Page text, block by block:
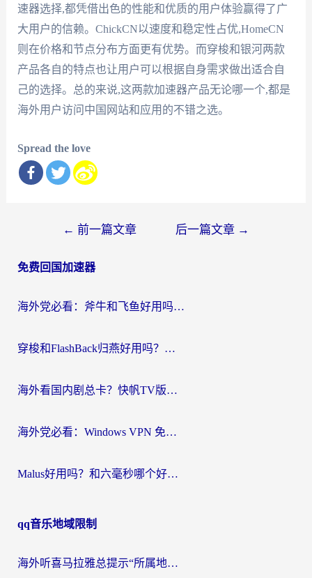
速器选择,都凭借出色的性能和优质的用户体验赢得了广
大用户的信赖。ChickCN以速度和稳定性占优,HomeCN
则在价格和节点分布方面更有优势。而穿梭和银河两款
产品各自的特点也让用户可以根据自身需求做出适合自
己的选择。总的来说,这两款加速器产品无论哪一个,都是
海外用户访问中国网站和应用的不错之选。
Spread the love
导
← 前一篇文章 后一篇文章 →
免费回国加速器
海外党必看：斧牛和飞鱼好用吗？3步选对回国加速器，无缝刷剧玩国服
穿梭和FlashBack归燕好用吗？海外党亲测3款热门回国加速器，教你选对不踩坑
海外看国内剧总卡？快帆TV版VPN好用吗？和快滚VPN对比哪个回国效果更好？
海外党必看：Windows VPN 免费？别踩坑！教你选对好用的国内加速器无缝回国
Malus好用吗？和六毫秒哪个好？海外党选回国加速器的避坑指南
qq音乐地域限制
海外听喜马拉雅总提示“所属地区暂时无版权”？这个限制解除方法亲测有效！